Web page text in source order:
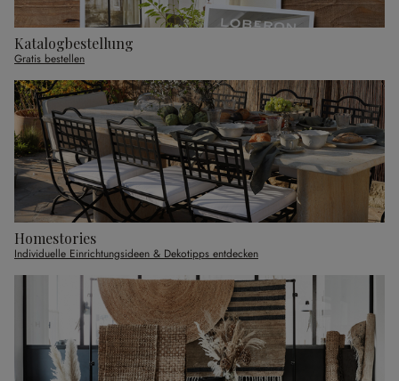
Katalogbestellung
Gratis bestellen
Homestories
Individuelle Einrichtungsideen & Dekotipps entdecken